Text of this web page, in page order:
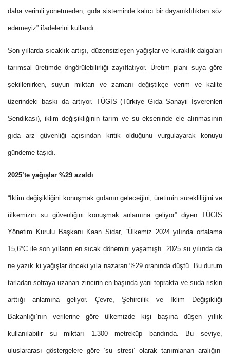
daha verimli yönetmeden, gıda sisteminde kalıcı bir dayanıklılıktan söz
edemeyiz” ifadelerini kullandı.
Son yıllarda sıcaklık artışı, düzensizleşen yağışlar ve kuraklık dalgaları
tarımsal üretimde öngörülebilirliği zayıflatıyor. Üretim planı suya göre
şekillenirken, suyun miktarı ve zamanı değiştikçe verim ve kalite
üzerindeki baskı da artıyor. TÜGİS (Türkiye Gıda Sanayii İşverenleri
Sendikası), iklim değişikliğinin tarım ve su ekseninde ele alınmasının
gıda arz güvenliği açısından kritik olduğunu vurgulayarak konuyu
gündeme taşıdı.
2025’te yağışlar %29 azaldı
“İklim değişikliğini konuşmak gıdanın geleceğini, üretimin sürekliliğini ve
ülkemizin su güvenliğini konuşmak anlamına geliyor” diyen TÜGİS
Yönetim Kurulu Başkanı Kaan Sidar, “Ülkemiz 2024 yılında ortalama
15,6°C ile son yılların en sıcak dönemini yaşamıştı. 2025 su yılındada
ne yazı k ki yağışlarönceki yıla nazaran %29oranında düştü. Bu durum
tarladan sofraya uzanan zincirin en başında yani toprakta ve sudariskin
arttığı anlamına geliyor. Çevre, Şehircilik ve İklim Değişikliği
Bakanlığı’nın verilerine göre ülkemizde kişi başına düşen yıllık
kullanılabilir su miktarı 1.300metreküp bandında. Bu seviye,
uluslararası göstergelere göre‘su stresi’ olarak tanımlanan aralığın